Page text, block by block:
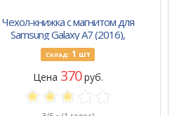
Чехол-книжка с магнитом для
Samsung Galaxy A7 (2016),
арт.007174-2 (Розовый)
Склад: 1 шт
Цена 370руб.